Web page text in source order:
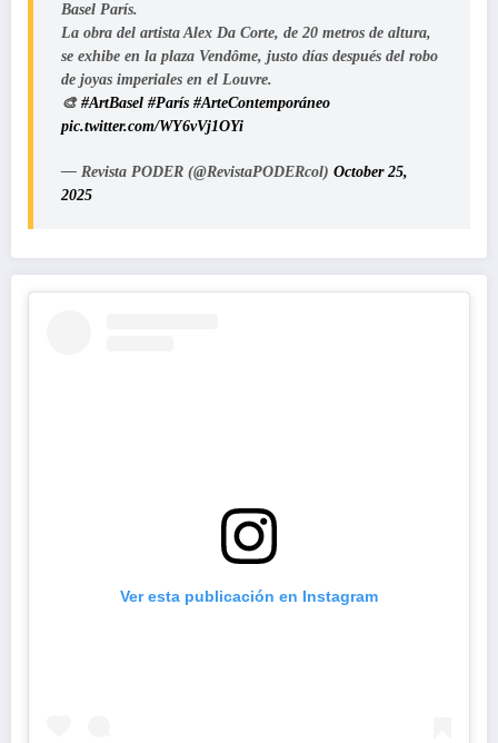
Basel París.
La obra del artista Alex Da Corte, de 20 metros de altura,
se exhibe en la plaza Vendôme, justo días después del robo
de joyas imperiales en el Louvre.
🎨 #ArtBasel #París #ArteContemporáneo
pic.twitter.com/WY6vVj1OYi
— Revista PODER (@RevistaPODERcol) October 25,
2025
Ver esta publicación en Instagram